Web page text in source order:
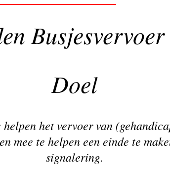
Busjesvervoer
Doel
het vervoer van
mee te helpen een einde te
signalering.